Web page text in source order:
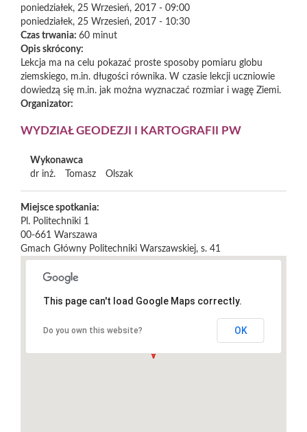
poniedziałek, 25 Wrzesień, 2017 - 09:00
poniedziałek, 25 Wrzesień, 2017 - 10:30
Czas trwania: 60 minut
Opis skrócony:
Lekcja ma na celu pokazać proste sposoby pomiaru globu
ziemskiego, m.in. długości równika. W czasie lekcji uczniowie
dowiedzą się m.in. jak można wyznaczać rozmiar i wagę Ziemi.
Organizator:
WYDZIAŁ GEODEZJI I KARTOGRAFII PW
Wykonawca
dr inż.
Tomasz Olszak
Miejsce spotkania:
Pl. Politechniki 1
00-661 Warszawa
Gmach Główny Politechniki Warszawskiej, s. 41
This page can't load Google Maps correctly.
Do you own this website? OK